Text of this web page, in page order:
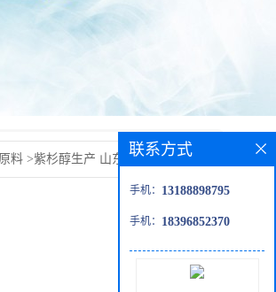
料 >紫杉醇生产 山东紫杉醇价格
联系方式
手机： 13188898795
手机： 18396852370